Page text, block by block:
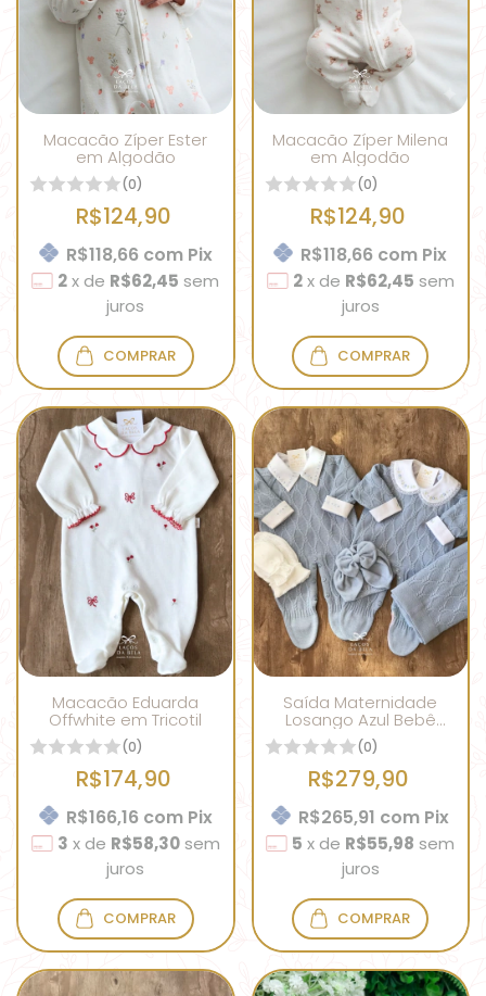
Macacão Zíper Ester
em Algodão
(0)
R$124,90
R$118,66 com Pix
2 x de R$62,45 sem
juros
COMPRAR
Macacão Zíper Milena
em Algodão
(0)
R$124,90
R$118,66 com Pix
2 x de R$62,45 sem
juros
COMPRAR
Macacão Eduarda
Offwhite em Tricotil
(0)
R$174,90
R$166,16 com Pix
3 x de R$58,30 sem
juros
COMPRAR
Saída Maternidade
Losango Azul Bebê
Unissex
(0)
R$279,90
R$265,91 com Pix
5 x de R$55,98 sem
juros
COMPRAR